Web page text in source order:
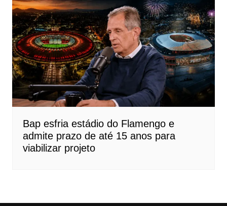
Bap esfria estádio do Flamengo e
admite prazo de até 15 anos para
viabilizar projeto